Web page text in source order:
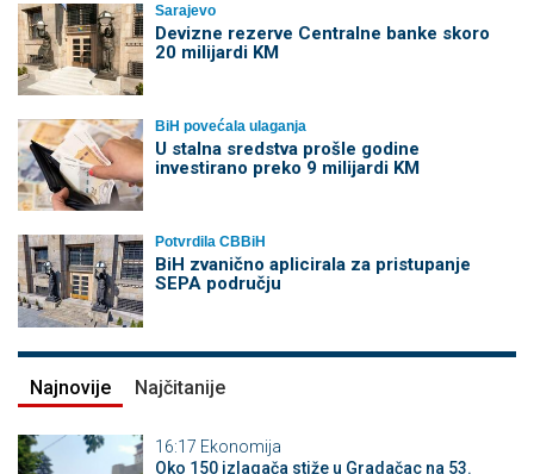
Sarajevo
Devizne rezerve Centralne banke skoro
20 milijardi KM
BiH povećala ulaganja
U stalna sredstva prošle godine
investirano preko 9 milijardi KM
Potvrdila CBBiH
BiH zvanično aplicirala za pristupanje
SEPA području
Najnovije Najčitanije
16:17 Ekonomija
Oko 150 izlagača stiže u Gradačac na 53.